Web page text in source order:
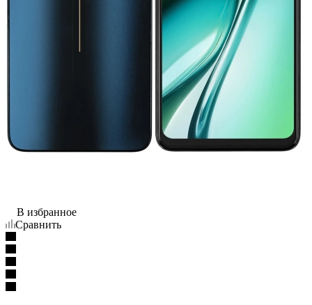
В избранное
Сравнить